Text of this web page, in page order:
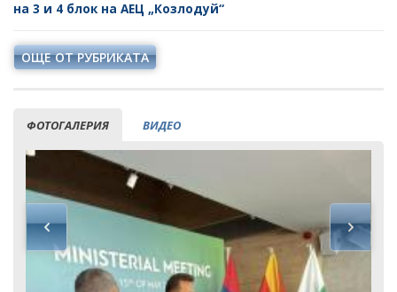
на 3 и 4 блок на АЕЦ „Козлодуй“
ОЩЕ ОТ РУБРИКАТА
ФОТОГАЛЕРИЯ ВИДЕО